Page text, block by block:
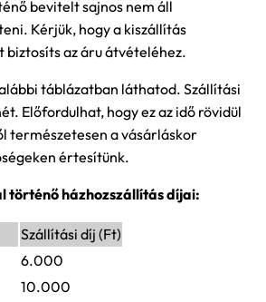
bevitelt sajnos nem áll
Kérjük, hogy a kiszállítás
az áru átvételéhez.
táblázatban láthatod. Szállítási
Előfordulhat, hogy ez az idő rövidül
természetesen a vásárláskor
értesítünk.
történő házhozszállítás díjai:
Szállítási díj (Ft)
6.000
10.000